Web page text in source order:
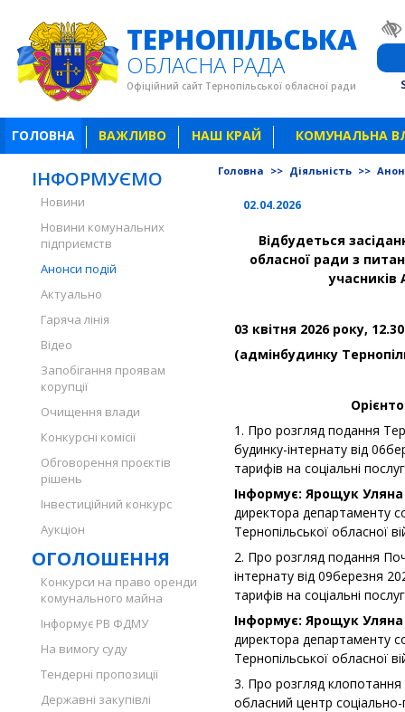
ТЕРНОПІЛЬСЬКА
ОБЛАСНА РАДА
Офіційний сайт Тернопільської обласної ради
ГОЛОВНА ВАЖЛИВО НАШ КРАЙ КОМУНАЛЬНА
ІНФОРМУЄМО
Новини
Новини комунальних
підприємств
Анонси подій
Актуально
Гаряча лінія
Відео
Запобігання проявам
корупції
Очищення влади
Конкурсні комісії
Обговорення проєктів
рішень
Інвестиційний конкурс
Аукціон
ОГОЛОШЕННЯ
Конкурси на право оренди
комунального майна
Інформує РВ ФДМУ
На вимогу суду
Тендерні пропозиції
Державні закупівлі
Головна >> Діяльність >>
02.04.2026
Відбудеться
обласної ради з
учасників
03 квітня 2026 року,
(адмінбудинку
1. Про розгляд подання
будинку-інтернату від
тарифів на соціальні
Інформує: Ярощук Уляна
директора департаменту
Тернопільської обласної
2. Про розгляд подання
інтернату від 09березня
тарифів на соціальні
Інформує: Ярощук Уляна
директора департаменту
Тернопільської обласної
3. Про розгляд клопотання
обласний центр